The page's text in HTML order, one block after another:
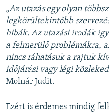
„Az utazás egy olyan
legkörültekintőbb
hibák. Az utazási irodák
a felmerülő problémákra,
nincs ráhatásuk a rajtuk
időjárási vagy légi
Molnár Judit.
Ezért is érdemes mindig